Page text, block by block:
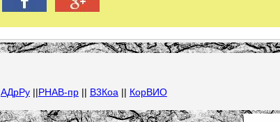
АДрРу||РНАВ-пр|| В3Коа || КорВИО